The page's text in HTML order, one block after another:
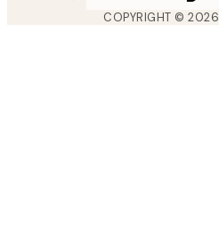
COPYRIGHT ©2026